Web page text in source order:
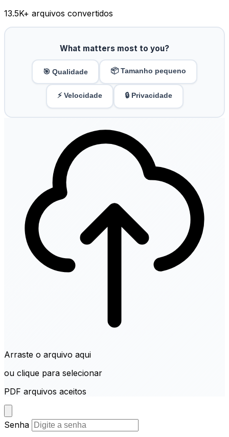
13.5K+ arquivos convertidos
What matters most to you?
🎯 Qualidade 📦 Tamanho pequeno
⚡ Velocidade 🔒 Privacidade
Arraste o arquivo aqui
ou clique para selecionar
PDF arquivos aceitos
Senha